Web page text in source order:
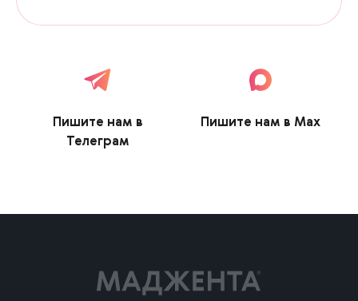
Пишите нам в
Телеграм
Пишите нам в Max